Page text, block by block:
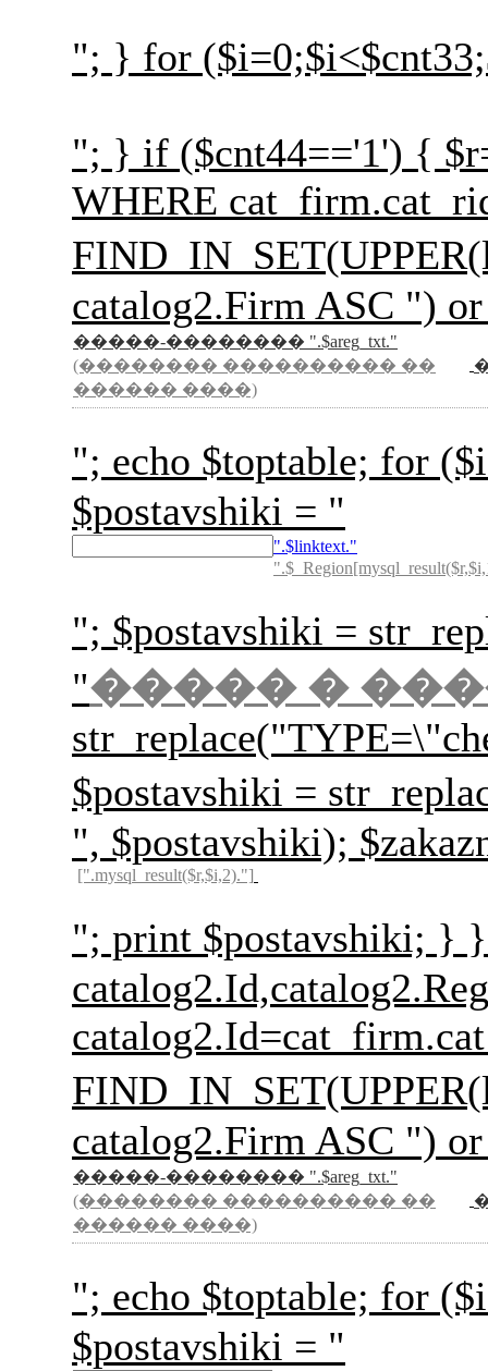
"; } for
"; } if ($cnt44=='1') {
WHERE
catalog2.Firm ASC ")
�����-�������� ".$areg_txt."
(�������� ���������� ��
������ ����)
"; echo $toptable;
$postavshiki = "
".$linktext."
"; $postavshiki =
"����� �
$postavshiki =
", $postavshiki);
[".mysql_result($r,$i,2)."]
"; print
catalog2.Firm ASC ")
�����-�������� ".$areg_txt."
(�������� ���������� ��
������ ����)
"; echo $toptable;
$postavshiki = "